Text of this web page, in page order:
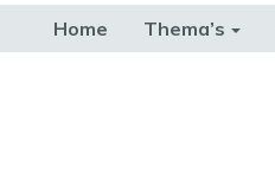
Home Thema’s